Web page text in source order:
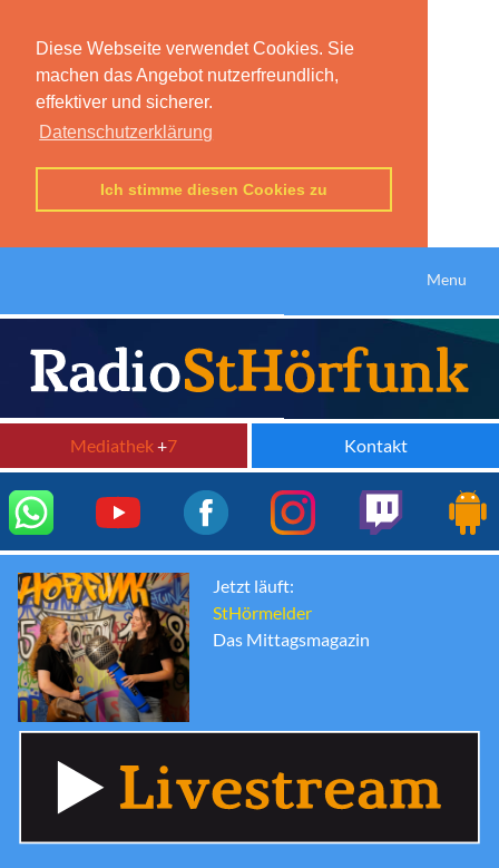
Diese Webseite verwendet Cookies. Sie
machen das Angebot nutzerfreundlich,
effektiver und sicherer.
Datenschutzerklärung
Ich stimme diesen Cookies zu
Menu
Mediathek+7 Kontakt
Jetzt läuft:
StHörmelder
Das Mittagsmagazin